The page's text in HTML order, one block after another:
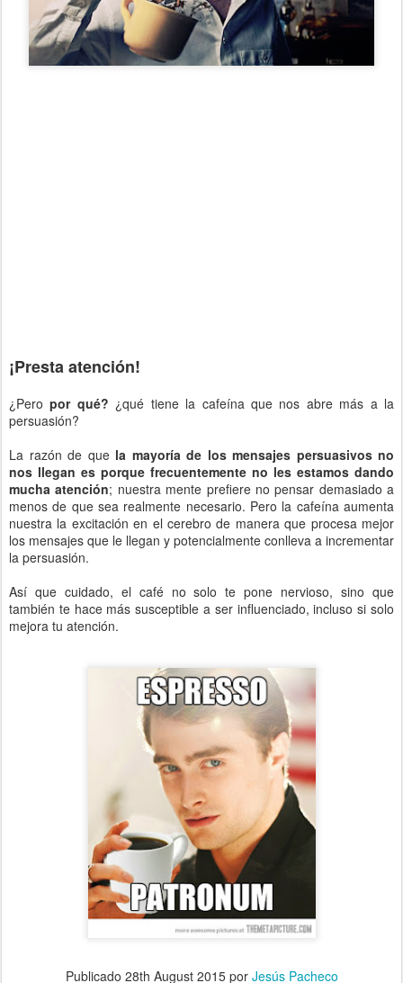
¡Presta atención!
¿Pero por qué? ¿qué tiene la cafeína que nos abre más a la
persuasión?
La razón de quela mayoría de los mensajes persuasivos no
nos llegan es porque frecuentemente no les estamos dando
mucha atención; nuestra mente prefiere no pensar demasiado a
menos de que sea realmente necesario. Pero la cafeína aumenta
nuestra la excitación en el cerebro de manera que procesa mejor
los mensajes que le llegan y potencialmente conlleva a incrementar
la persuasión.
Así que cuidado, el café no solo te pone nervioso, sino que
también te hace más susceptible a ser influenciado, incluso si solo
mejora tu atención.
Publicado 28th August 2015por Jesús Pacheco